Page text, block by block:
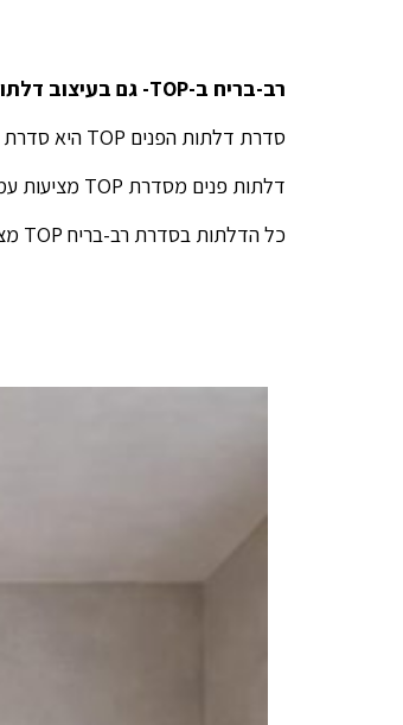
רב-בריח ב-TOP- גם בעיצוב דלתות פנים!
סדרת דלתות הפנים TOP היא סדרת דלתות בה מוטמעות הטכנולוגיות המתקדמות ביותר בענף דלתות הפנים.
דלתות פנים מסדרת TOP מציעות עמידות גבוהה בנזקי מים ורטיבות והן נועדו לשרת אתכם לאורך שנים רבות.
כל הדלתות בסדרת רב-בריח TOP מצוידות במילוי פלקסבורד המספק בידוד אקוסטי משובח, במנעול מגנטי המאפשר נעילה שקטה, באטם היקפי ועוד.